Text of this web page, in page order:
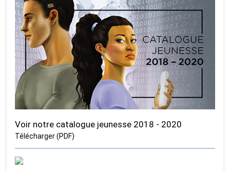
Voir notre catalogue jeunesse 2018 - 2020
Télécharger (PDF)